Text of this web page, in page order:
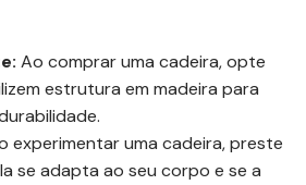
Ao comprar uma cadeira, opte
estrutura em madeira para
experimentar uma cadeira, preste
se adapta ao seu corpo e se a